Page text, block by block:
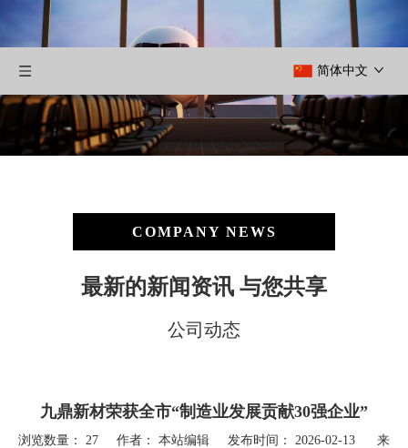
简体中文
COMPANY NEWS
最新的新闻资讯 与您共享
公司动态
九鼎新材荣获全市“制造业发展贡献30强企业”
浏览数量： 27 作者： 本站编辑 发布时间： 2026-02-13 来